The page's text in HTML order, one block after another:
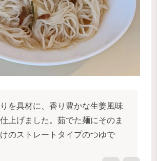
を具材に、香り豊かな生姜風味
上げました。茹でた麺にそのま
のストレートタイプのつゆで